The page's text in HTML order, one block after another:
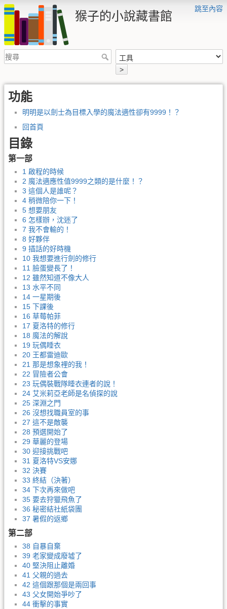
跳至內容
猴子的小說藏書館
>
功能
明明是以劍士為目標入學的魔法適性卻有9999！？
回首頁
目錄
第一部
1 啟程的時候
2 魔法適應性值9999之類的是什麼！？
3 這個人是誰呢？
4 稍微陪你一下！
5 想要朋友
6 怎樣辦，沈迷了
7 我不會輸的！
8 好夥伴
9 插話的好時機
10 我想要進行劍的修行
11 臉蛋變長了！
12 雖然知道不像大人
13 水平不同
14 一星期後
15 下課後
16 草莓帕菲
17 夏洛特的修行
18 魔法的解說
19 玩偶睡衣
20 王都雷迪歐
21 那是想象裡的我！
22 冒險者公會
23 玩偶裝戰隊睡衣連者的說！
24 艾米莉亞老師是名偵探的說
25 深淵之門
26 沒想找職員室的事
27 這不是敵襲
28 預選開始了
29 華麗的登場
30 迎接挑戰吧
31 夏洛特VS安娜
32 決賽
33 終結（決著）
34 下次再來做吧
35 要去狩獵飛魚了
36 秘密結社紙袋團
37 暑假的返鄉
第二部
38 自暴自棄
39 老家變成廢墟了
40 堅決阻止離婚
41 父親的過去
42 這個跟那個是兩回事
43 父女開始爭吵了
44 衝擊的事實